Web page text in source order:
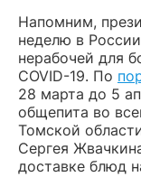
Напомним,
неделю в
нерабочей для
COVID-19. По
28 марта до 5
общепита во
Томской
Сергея
доставке блюд